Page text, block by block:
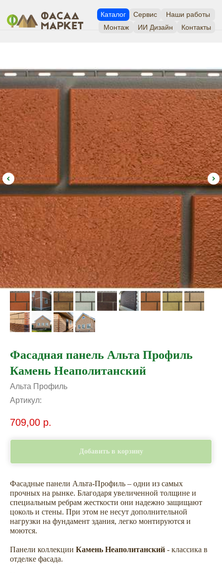
Сервис Наши работы
Монтаж ИИ Дизайн Контакты
Фасадная панель Альта Профиль
Камень Неаполитанский
Альта Профиль
Артикул:
709,00 р.
Добавить в корзину
Фасадные панели Альта-Профиль – одни из самых
прочных на рынке. Благодаря увеличенной толщине и
специальным ребрам жесткости они надежно защищают
цоколь и стены. При этом не несут дополнительной
нагрузки на фундамент здания, легко монтируются и
моются.
Панели коллекции Камень Неаполитанский - классика в
отделке фасада.